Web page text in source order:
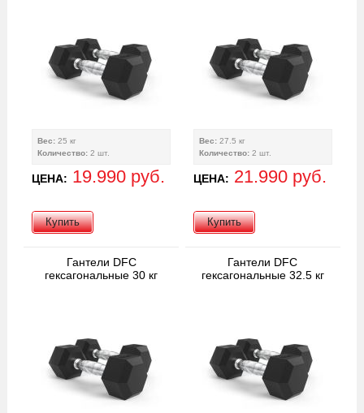
Вес:25 кг
Количество:2 шт.
ЦЕНА: 19.990 руб.
Купить
Вес:27.5 кг
Количество:2 шт.
ЦЕНА: 21.990 руб.
Купить
Гантели DFC
гексагональные 30 кг
Гантели DFC
гексагональные 32.5 кг